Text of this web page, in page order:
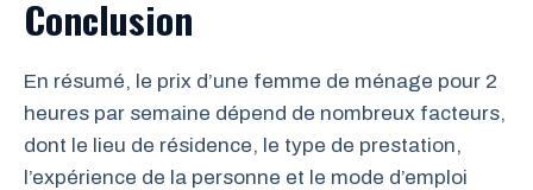
Conclusion
En résumé, le prix d’une femme de ménage pour 2
heures par semaine dépend de nombreux facteurs,
dont le lieu de résidence, le type de prestation,
l’expérience de la personne et le mode d’emploi